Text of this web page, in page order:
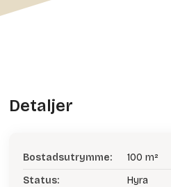
Detaljer
Bostadsutrymme:
100 m²
Status:
Hyra